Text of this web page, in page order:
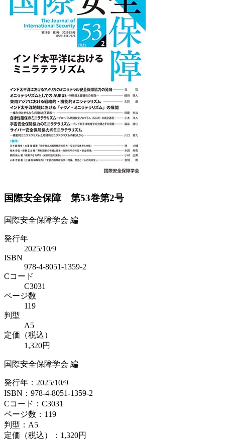
国際安全保障 第53巻第2号
国際安全保障学会 編
発行年
2025/10/9
ISBN
978-4-8051-1359-2
Cコード
C3031
ページ数
119
判型
A5
定価（税込）
1,320円
国際安全保障学会 編
発行年：2025/10/9
ISBN：978-4-8051-1359-2
Cコード：C3031
ページ数：119
判型：A5
定価（税込）： 1,320円